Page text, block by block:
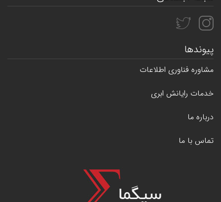
پیوندها
مشاوره فناوری اطلاعات
خدمات رایانش ابری
درباره ما
تماس با ما